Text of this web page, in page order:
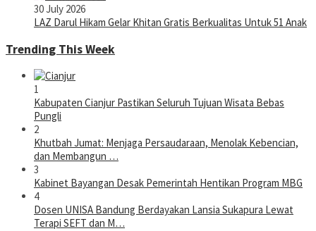
30 July 2026
LAZ Darul Hikam Gelar Khitan Gratis Berkualitas Untuk 51 Anak
Trending This Week
1
Kabupaten Cianjur Pastikan Seluruh Tujuan Wisata Bebas
Pungli
2
Khutbah Jumat: Menjaga Persaudaraan, Menolak Kebencian,
dan Membangun …
3
Kabinet Bayangan Desak Pemerintah Hentikan Program MBG
4
Dosen UNISA Bandung Berdayakan Lansia Sukapura Lewat
Terapi SEFT dan M…